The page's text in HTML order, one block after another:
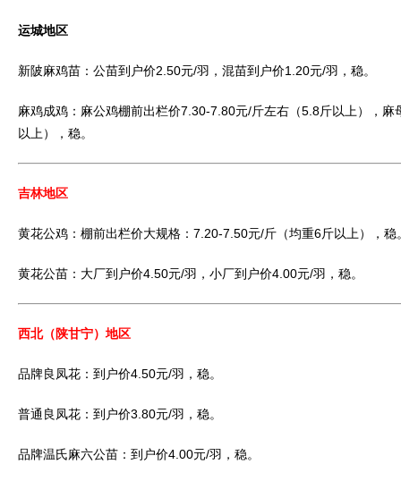
运城地区
新陂麻鸡苗：公苗到户价2.50元/羽，混苗到户价1.20元/羽，稳。
麻鸡成鸡：麻公鸡棚前出栏价7.30-7.80元/斤左右（5.8斤以上），
以上），稳。
吉林地区
黄花公鸡：棚前出栏价大规格：7.20-7.50元/斤（均重6斤以上），稳
黄花公苗：大厂到户价4.50元/羽，小厂到户价4.00元/羽，稳。
西北（陕甘宁）地区
品牌良凤花：到户价4.50元/羽，稳。
普通良凤花：到户价3.80元/羽，稳。
品牌温氏麻六公苗：到户价4.00元/羽，稳。